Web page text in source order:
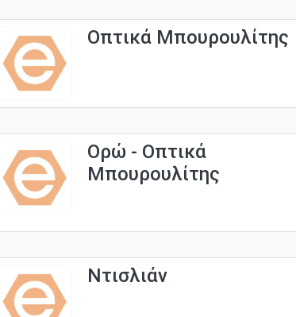
Οπτικά Μπουρουλίτης
Ορώ - Οπτικά
Μπουρουλίτης
Ντισλιάν